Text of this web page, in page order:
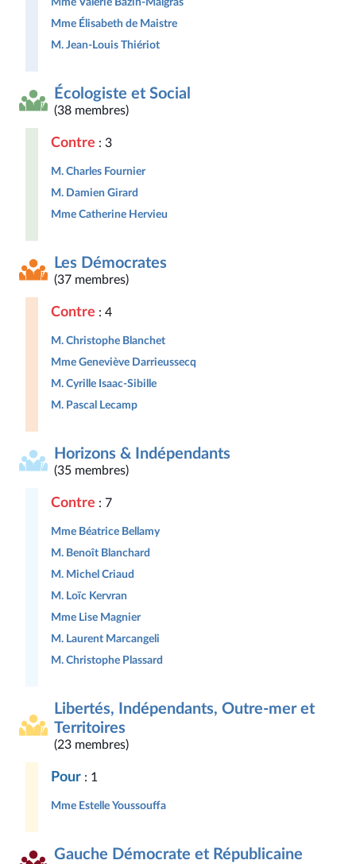
Mme Élisabeth de Maistre
M. Jean-Louis Thiériot
Écologiste et Social
(38 membres)
Contre : 3
M. Charles Fournier
M. Damien Girard
Mme Catherine Hervieu
Les Démocrates
(37 membres)
Contre : 4
M. Christophe Blanchet
Mme Geneviève Darrieussecq
M. Cyrille Isaac-Sibille
M. Pascal Lecamp
Horizons & Indépendants
(35 membres)
Contre : 7
Mme Béatrice Bellamy
M. Benoît Blanchard
M. Michel Criaud
M. Loïc Kervran
Mme Lise Magnier
M. Laurent Marcangeli
M. Christophe Plassard
Libertés, Indépendants, Outre-mer et
Territoires
(23 membres)
Pour : 1
Mme Estelle Youssouffa
Gauche Démocrate et Républicaine